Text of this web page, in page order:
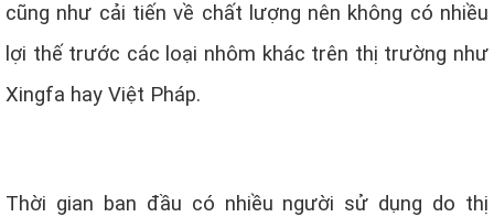
cũng như cải tiến về chất lượng nên không có nhiều
lợi thế trước các loại nhôm khác trên thị trường như
Xingfa hay Việt Pháp.
Thời gian ban đầu có nhiều người sử dụng do thị